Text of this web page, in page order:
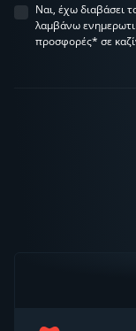
Ναι, έχω διαβάσει
λαμβάνω
προσφορές* σε